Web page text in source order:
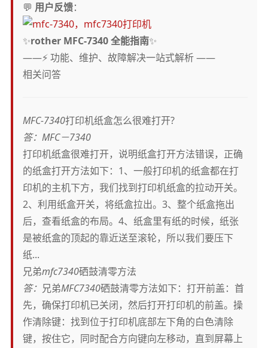
💬 用户反馈：
✨rother MFC-7340 全能指南✨
——⚡️ 功能、维护、故障解决一站式解析 ——
相关问答
MFC-7340打印机纸盒怎么很难打开?
答： MFC－7340
打印机纸盒很难打开，说明纸盒打开方法错误，正确
的纸盒打开方法如下：1、一般打印机的纸盒都在打
印机的主机下方，我们找到打印机纸盒的拉动开关。
2、利用纸盒开关，将纸盒拉出。3、整个纸盒拖出
后，查看纸盒的布局。4、纸盒里有纸的时候，纸张
是被纸盒的顶起的靠近送至滚轮，所以我们要压下
纸...
兄弟mfc7340硒鼓清零方法
答： 兄弟MFC7340硒鼓清零方法如下：打开前盖：首
先，确保打印机已关闭，然后打开打印机的前盖。操
作清除键：找到位于打印机底部左下角的白色清除
键，按住它，同时配合方向键向左移动，直到屏幕上